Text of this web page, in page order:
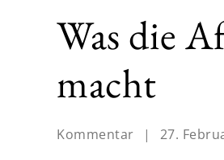
Was die
macht
Kommentar | 27.